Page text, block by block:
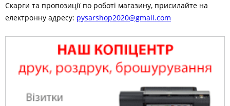
Скарги та пропозиції по роботі магазину, присилайте на
електронну адресу: pysarshop2020@gmail.com